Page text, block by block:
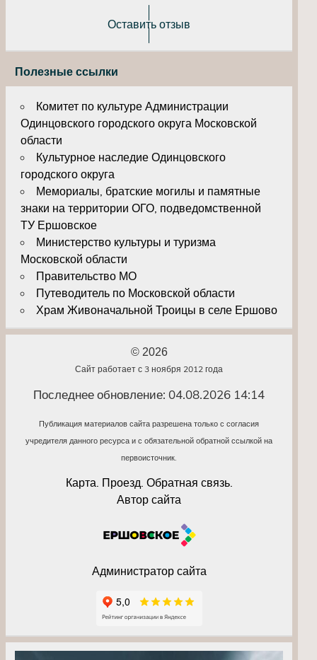
Оставить отзыв
Полезные ссылки
Комитет по культуре Администрации
Одинцовского городского округа Московской
области
Культурное наследие Одинцовского
городского округа
Мемориалы, братские могилы и памятные
знаки на территории ОГО, подведомственной
ТУ Ершовское
Министерство культуры и туризма
Московской области
Правительство МО
Путеводитель по Московской области
Храм Живоначальной Троицы в селе Ершово
© 2026
Сайт работает с 3 ноября 2012 года
Последнее обновление: 04.08.2026 14:14
Публикация материалов сайта разрешена только с согласия
учредителя данного ресурса и с обязательной обратной ссылкой на
первоисточник.
Карта. Проезд. Обратная связь.
Автор сайта
Администратор сайта